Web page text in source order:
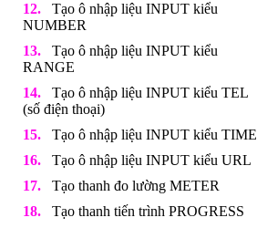
Tạo ô nhập liệu INPUT kiểu
NUMBER
Tạo ô nhập liệu INPUT kiểu
RANGE
Tạo ô nhập liệu INPUT kiểu TEL
(số điện thoại)
Tạo ô nhập liệu INPUT kiểu TIME
Tạo ô nhập liệu INPUT kiểu URL
Tạo thanh đo lường METER
Tạo thanh tiến trình PROGRESS